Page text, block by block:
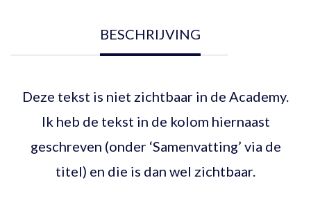
BESCHRIJVING
Deze tekst is niet zichtbaar in de Academy.
Ik heb de tekst in de kolom hiernaast
geschreven (onder ‘Samenvatting’ via de
titel) en die is dan wel zichtbaar.